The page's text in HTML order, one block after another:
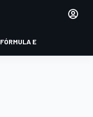
FÓRMULA E